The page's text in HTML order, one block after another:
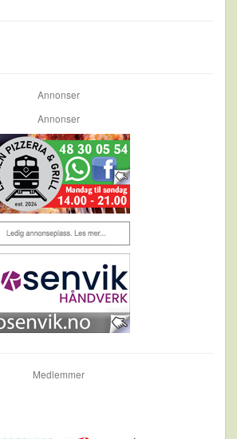
Annonser
Annonser
Medlemmer